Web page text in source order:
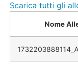
Scarica tutti gli
Nome